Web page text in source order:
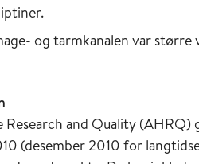
og tarmkanalen var
and Quality (AHRQ)
(desember 2010 for